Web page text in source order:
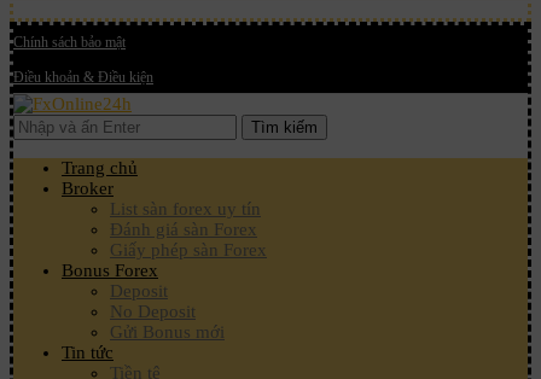
Chính sách bảo mật
Điều khoản & Điều kiện
Tìm kiếm
Trang chủ
Broker
List sàn forex uy tín
Đánh giá sàn Forex
Giấy phép sàn Forex
Bonus Forex
Deposit
No Deposit
Gửi Bonus mới
Tin tức
Tiền tệ